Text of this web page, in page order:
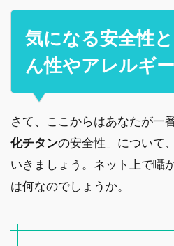
気になる安全性
ん性やアレルギ
さて、ここからはあなたが一
化チタンの安全性」について
いきましょう。ネット上で囁
は何なのでしょうか。